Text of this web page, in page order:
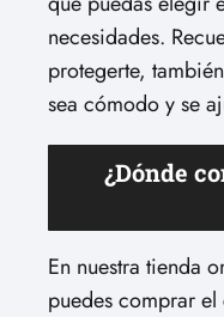
necesidades.
protegerte,
sea cómodo y se
¿Dónde
En nuestra tienda
puedes comprar